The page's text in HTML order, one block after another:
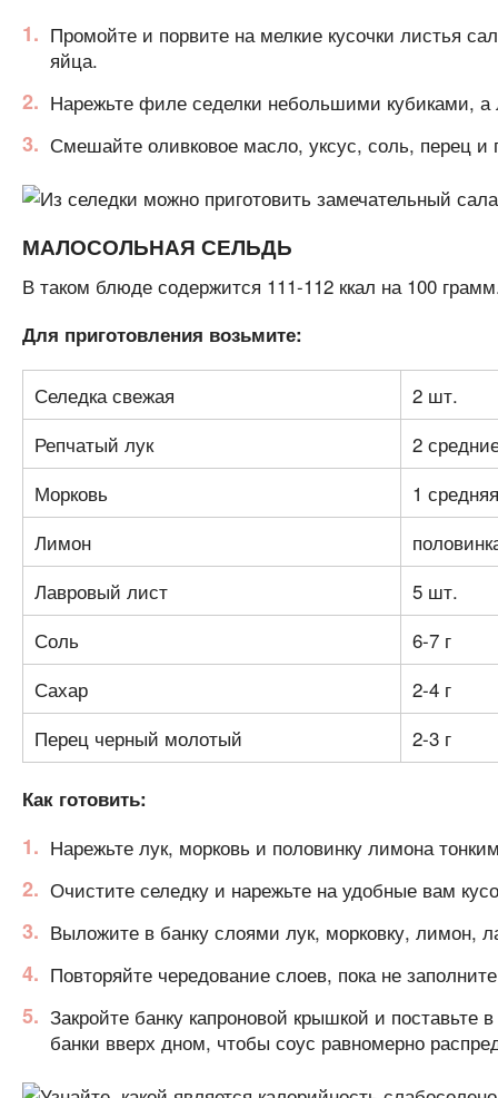
Промойте и порвите на мелкие кусочки листья
яйца.
Нарежьте филе седелки небольшими кубиками, а
Смешайте оливковое масло, уксус, соль, перец и
МАЛОСОЛЬНАЯ СЕЛЬДЬ
В таком блюде содержится 111-112 ккал на 100
Для приготовления возьмите:
Селедка свежая
2 шт.
Репчатый лук
2
Морковь
1 средняя
Лимон
Лавровый лист
5 шт.
Соль
6-7 г
Сахар
2-4 г
Перец черный молотый
2-3 г
Как готовить:
Нарежьте лук, морковь и половинку лимона
Очистите селедку и нарежьте на удобные вам
Выложите в банку слоями лук, морковку, лимон,
Повторяйте чередование слоев, пока не
Закройте банку капроновой крышкой и поставьте
банки вверх дном, чтобы соус равномерно